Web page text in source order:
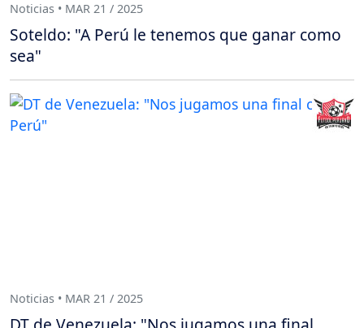
Noticias • MAR 21 / 2025
Soteldo: "A Perú le tenemos que ganar como
sea"
Noticias • MAR 21 / 2025